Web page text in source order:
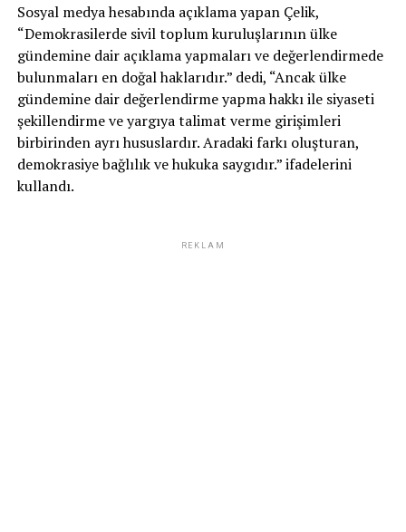
Sosyal medya hesabında açıklama yapan Çelik,
“Demokrasilerde sivil toplum kuruluşlarının ülke
gündemine dair açıklama yapmaları ve değerlendirmede
bulunmaları en doğal haklarıdır.” dedi, “Ancak ülke
gündemine dair değerlendirme yapma hakkı ile siyaseti
şekillendirme ve yargıya talimat verme girişimleri
birbirinden ayrı hususlardır. Aradaki farkı oluşturan,
demokrasiye bağlılık ve hukuka saygıdır.” ifadelerini
kullandı.
REKLAM